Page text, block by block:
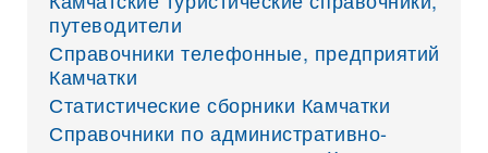
путеводители
Справочники телефонные, предприятий
Камчатки
Статистические сборники Камчатки
Справочники по административно-